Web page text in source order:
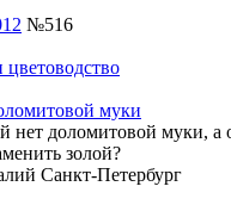
№516
цветоводство
муки
нет доломитовой муки, а
золой?
Санкт-Петербург